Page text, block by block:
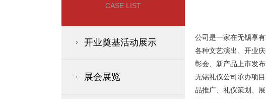
CASE LIST
开业奠基活动展示
展会展览
公司是一家在无锡享
各种文艺演出、开业
彰会、新产品上市发
无锡礼仪公司 承办项
品推广、礼仪策划、